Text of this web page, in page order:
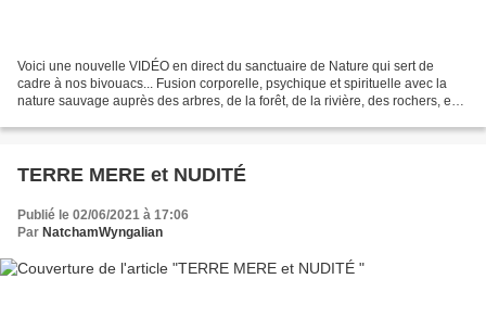
Voici une nouvelle VIDÉO en direct du sanctuaire de Nature qui sert de
cadre à nos bivouacs... Fusion corporelle, psychique et spirituelle avec la
nature sauvage auprès des arbres, de la forêt, de la rivière, des rochers, en
TERRE MERE et NUDITÉ
Publié le 02/06/2021 à 17:06
Par NatchamWyngalian